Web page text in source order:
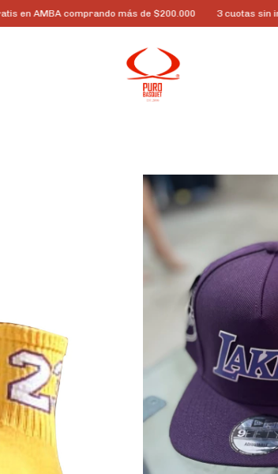
comprando más de $200.000 3 cuotas sin interés